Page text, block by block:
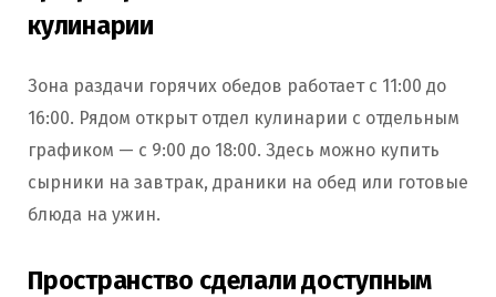
кулинарии
Зона раздачи горячих обедов работает с 11:00 до
16:00. Рядом открыт отдел кулинарии с отдельным
графиком — с 9:00 до 18:00. Здесь можно купить
сырники на завтрак, драники на обед или готовые
блюда на ужин.
Пространство сделали доступным